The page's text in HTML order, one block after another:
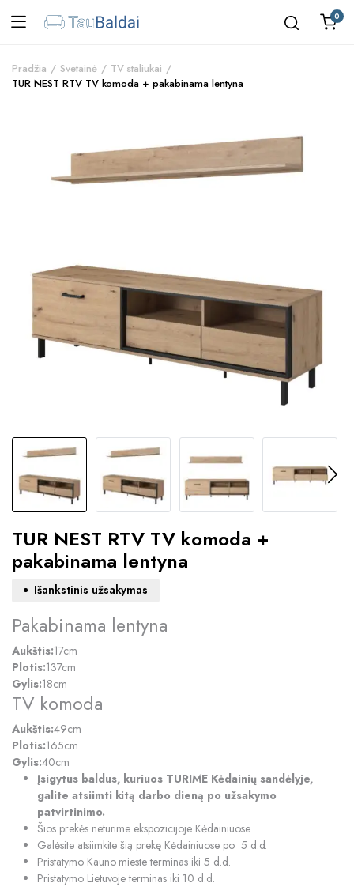
0
Pradžia Svetainė
TV staliukai
TUR NEST RTV TV komoda + pakabinama lentyna
TUR NEST RTV TV komoda +
pakabinama lentyna
Išankstinis užsakymas
Pakabinama lentyna
Aukštis:17cm
Plotis:137cm
Gylis:18cm
TV komoda
Aukštis:49cm
Plotis:165cm
Gylis:40cm
Įsigytus baldus, kuriuos TURIME Kėdainių sandėlyje,
galite atsiimti kitą darbo dieną po užsakymo
patvirtinimo.
Šios prekės neturime ekspozicijoje Kėdainiuose
Galėsite atsiimkite šią prekę Kėdainiuose po 5 d.d.
Pristatymo Kauno mieste terminas iki 5 d.d.
Pristatymo Lietuvoje terminas iki 10 d.d.